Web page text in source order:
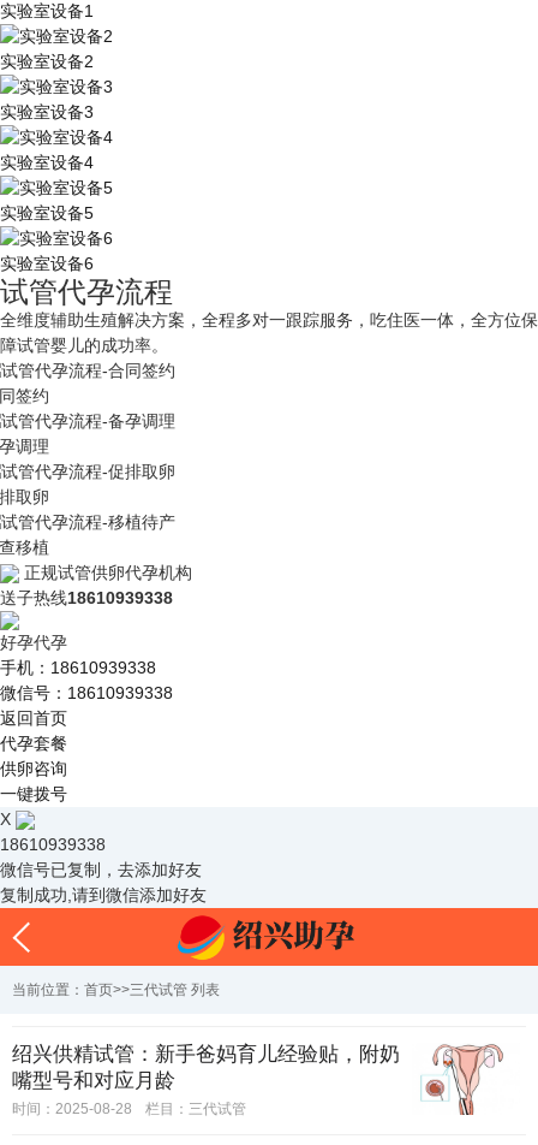
实验室设备1
实验室设备2
实验室设备3
实验室设备4
实验室设备5
实验室设备6
试管代孕流程
全维度辅助生殖解决方案，全程多对一跟踪服务，吃住医一体，全方位保
障试管婴儿的成功率。
签约
调理
取卵
移植
正规试管供卵代孕机构
送子热线18610939338
好孕代孕
手机：18610939338
微信号：18610939338
返回首页
代孕套餐
供卵咨询
一键拨号
X
18610939338
微信号已复制，去添加好友
复制成功,请到微信添加好友
当前位置： 首页>>三代试管 列表
绍兴供精试管：新手爸妈育儿经验贴，附奶
嘴型号和对应月龄
时间：2025-08-28 栏目： 三代试管